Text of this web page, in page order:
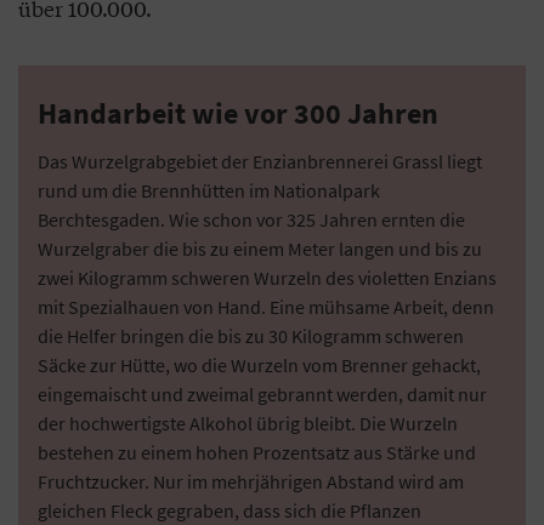
über 100.000.
Handarbeit wie vor 300 Jahren
Das Wurzelgrabgebiet der Enzianbrennerei Grassl liegt
rund um die Brennhütten im Nationalpark
Berchtesgaden. Wie schon vor 325 Jahren ernten die
Wurzelgraber die bis zu einem Meter langen und bis zu
zwei Kilogramm schweren Wurzeln des violetten Enzians
mit Spezialhauen von Hand. Eine mühsame Arbeit, denn
die Helfer bringen die bis zu 30 Kilogramm schweren
Säcke zur Hütte, wo die Wurzeln vom Brenner gehackt,
eingemaischt und zweimal gebrannt werden, damit nur
der hochwertigste Alkohol übrig bleibt. Die Wurzeln
bestehen zu einem hohen Prozentsatz aus Stärke und
Fruchtzucker. Nur im mehrjährigen Abstand wird am
gleichen Fleck gegraben, dass sich die Pflanzen